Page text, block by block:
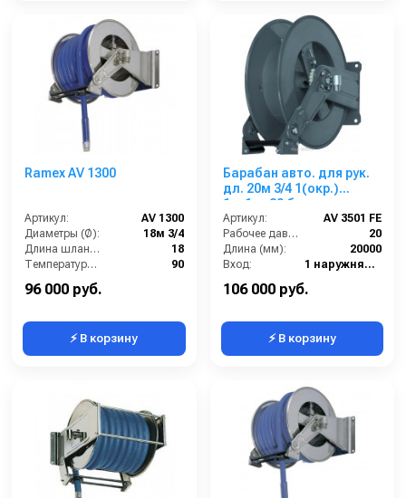
Ramex AV 1300
Артикул:
AV 1300
Диаметры (Ø):
18м 3/4
Длина шланга ВД (м):
18
Температура (°C):
90
Рабочее давление (бар):
96 000 руб.
⚡ В корзину
Барабан авто. для рук.
дл. 20м 3/4 1(окр.)
1ш.1ш. 20 бар
Артикул:
AV 3501 FE
Рабочее давление (бар):
20
Длина (мм):
20000
Вход:
1 наружняя резьба
106 000 руб.
⚡ В корзину